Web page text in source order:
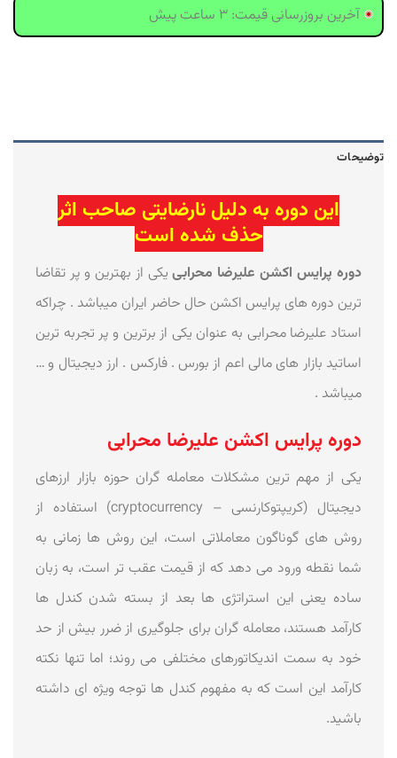
آخرین بروزرسانی قیمت: 3 ساعت پیش
توضیحات
این دوره به دلیل نارضایتی صاحب اثر
حذف شده است
دوره پرایس اکشن علیرضا محرابییکی از بهترین و پر تقاضا
ترین دوره های پرایس اکشن حال حاضر ایران میباشد . چراکه
استاد علیرضا محرابی به عنوان یکی از برترین و پر تجربه ترین
اساتید بازار های مالی اعم از بورس . فارکس . ارز دیجیتال و …
میباشد .
دوره پرایس اکشن علیرضا محرابی
یکی از مهم ترین مشکلات معامله گران حوزه بازار ارزهای
دیجیتال (کریپتوکارنسی – cryptocurrency) استفاده از
روش های گوناگون معاملاتی است، این روش ها زمانی به
شما نقطه ورود می دهد که از قیمت عقب تر است، به زبان
ساده یعنی این استراتژی ها بعد از بسته شدن کندل ها
کارآمد هستند، معامله گران برای جلوگیری از ضرر بیش از حد
خود به سمت اندیکاتورهای مختلفی می روند؛ اما تنها نکته
کارآمد این است که به مفهوم کندل ها توجه ویژه ای داشته
باشید.